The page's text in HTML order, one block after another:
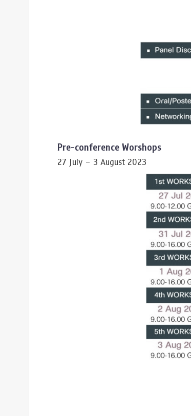
Pre-conference Worshops
27 July – 3 August 2023